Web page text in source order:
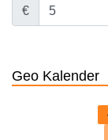
€
Geo Kalender